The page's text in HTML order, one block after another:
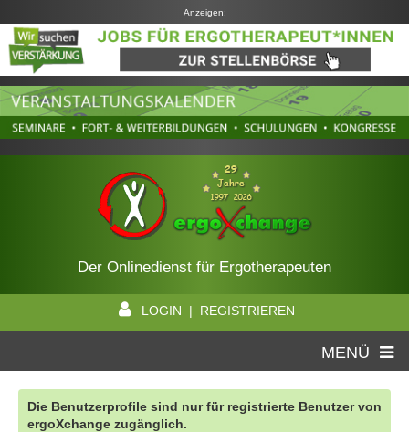
Anzeigen:
Der Onlinedienst für Ergotherapeuten
LOGIN | REGISTRIEREN
MENÜ
Die Benutzerprofile sind nur für registrierte Benutzer von
ergoXchange zugänglich.